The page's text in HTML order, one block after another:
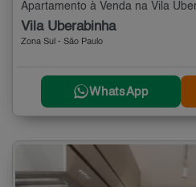
Vila Uberabinha
Zona Sul - São Paulo
WhatsApp